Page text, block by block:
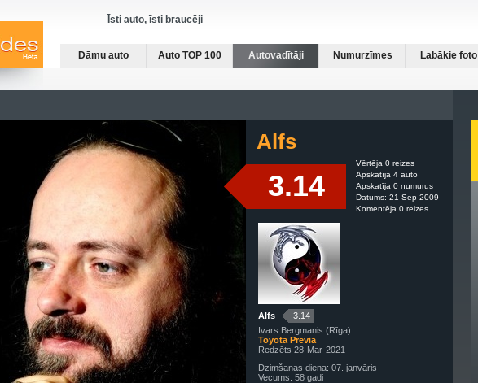
Īsti auto, īsti braucēji
Dāmu auto Auto TOP 100 Autovadītāji Numurzīmes Labākie foto
Alfs
3.14
Vērtēja 0 reizes
Apskatīja 4 auto
Apskatīja 0 numurus
Datums: 21-Sep-2009
Komentēja 0 reizes
Alfs
3.14
Ivars Bergmanis (Rīga)
Toyota Previa
Redzēts 28-Mar-2021
Dzimšanas diena: 07. janvāris
Vecums: 58 gadi